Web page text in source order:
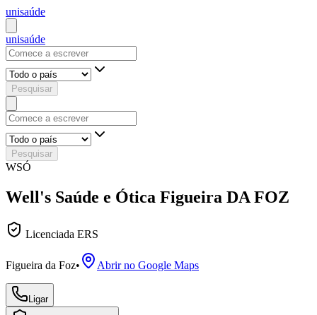
unisaúde
unisaúde
Pesquisar
Pesquisar
WSÓ
Well's Saúde e Ótica Figueira DA FOZ
Licenciada ERS
Figueira da Foz• Abrir no Google Maps
Ligar